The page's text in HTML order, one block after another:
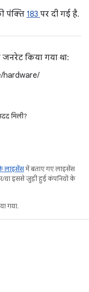
पंक्ति 183 पर दी गई है.
किया गया था:
hardware/
मिली?
लाइसेंसमें बताए गए लाइसेंस
या इससे जुड़ी हुई कंपनियों के
गया.